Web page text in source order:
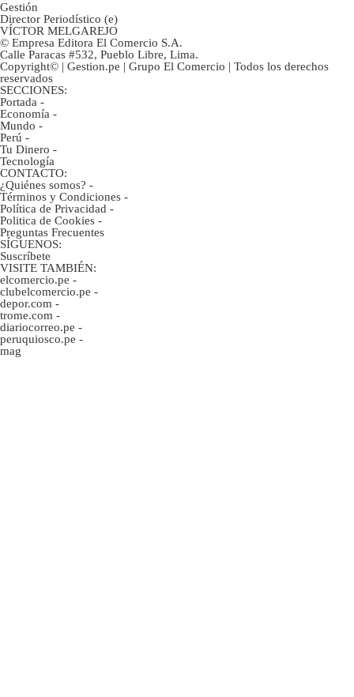
Gestión
Director Periodístico (e)
VÍCTOR MELGAREJO
© Empresa Editora El Comercio S.A.
Calle Paracas #532, Pueblo Libre, Lima.
Copyright© | Gestion.pe | Grupo El Comercio | Todos los derechos
reservados
SECCIONES:
Portada -
Economía -
Mundo -
Perú -
Tu Dinero -
Tecnología
CONTACTO:
¿Quiénes somos? -
Términos y Condiciones -
Política de Privacidad -
Politica de Cookies -
Preguntas Frecuentes
SÍGUENOS:
Suscríbete
VISITE TAMBIÉN:
elcomercio.pe -
clubelcomercio.pe -
depor.com -
trome.com -
diariocorreo.pe -
peruquiosco.pe -
mag